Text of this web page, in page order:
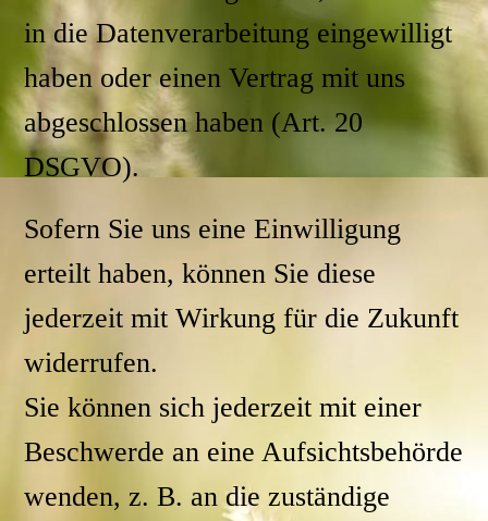
in die Datenverarbeitung eingewilligt
haben oder einen Vertrag mit uns
abgeschlossen haben (Art. 20
DSGVO).
Sofern Sie uns eine Einwilligung
erteilt haben, können Sie diese
jederzeit mit Wirkung für die Zukunft
widerrufen.
Sie können sich jederzeit mit einer
Beschwerde an eine Aufsichtsbehörde
wenden, z. B. an die zuständige